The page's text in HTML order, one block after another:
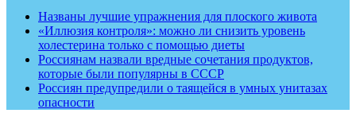
Названы лучшие упражнения для плоского живота
«Иллюзия контроля»: можно ли снизить уровень
холестерина только с помощью диеты
Россиянам назвали вредные сочетания продуктов,
которые были популярны в СССР
Россиян предупредили о таящейся в умных унитазах
опасности